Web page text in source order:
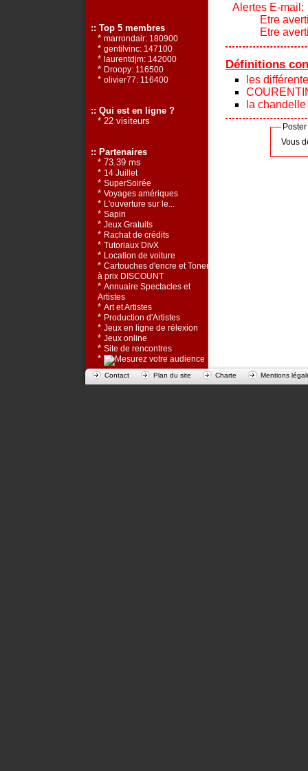
Alertes E-mail:
Etre
Etre
Définitions
les
la chandelle
Vous
:: Top 5 membres
* marrondair: 180900
* gentilvinc: 147100
* laurentdjm: 142000
* Droopy: 116500
* olivier77: 116400
:: Qui est en ligne ?
* 22 visiteurs
:: Partenaires
* 73.39 ms
* 14 Juillet
* SuperSoirée
* Voyages amériques
* L'ouverture sur le...
* Sapin
* Jeux Gratuits
* Rachat de crédits
* Tutoriaux DivX
* Location de voiture
* Cartouches d'encre et Toners
à prix DISCOUNT
* Annuaire Spectacles et
Artistes
* Art et Artistes
* Production d'Artistes
* Jeux en ligne de rélexion
* Jeux online
* Site de rencontres
*
Contact Plan du site Charte Mentions